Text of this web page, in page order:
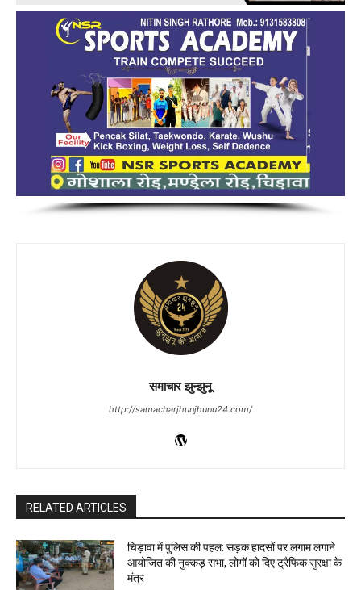
समाचार झुन्झुनू
http://samacharjhunjhunu24.com/
RELATED ARTICLES
चिड़ावा में पुलिस की पहल: सड़क हादसों पर लगाम लगाने
आयोजित की नुक्कड़ सभा, लोगों को दिए ट्रैफिक सुरक्षा के
मंत्र